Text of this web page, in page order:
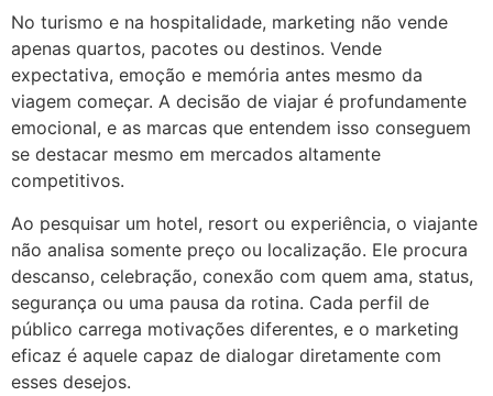
No turismo e na hospitalidade, marketing não vende
apenas quartos, pacotes ou destinos. Vende
expectativa, emoção e memória antes mesmo da
viagem começar. A decisão de viajar é profundamente
emocional, e as marcas que entendem isso conseguem
se destacar mesmo em mercados altamente
competitivos.
Ao pesquisar um hotel, resort ou experiência, o viajante
não analisa somente preço ou localização. Ele procura
descanso, celebração, conexão com quem ama, status,
segurança ou uma pausa da rotina. Cada perfil de
público carrega motivações diferentes, e o marketing
eficaz é aquele capaz de dialogar diretamente com
esses desejos.